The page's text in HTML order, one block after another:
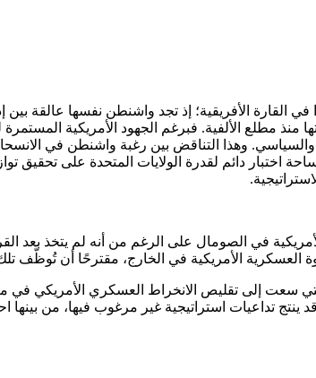
القارة الأفريقية؛ إذ تجد واشنطن نفسها عالقة
منذ مطلع الألفية. فبرغم الجهود الأمريكية
وهذا التناقض بين رغبة واشنطن في
اختبار دائم لقدرة الولايات المتحدة على تحقيق
الأمريكية في الخارج، مقترحًا أن تُوظَّف
تداعيات استراتيجية غير مرغوب فيها، من بينها